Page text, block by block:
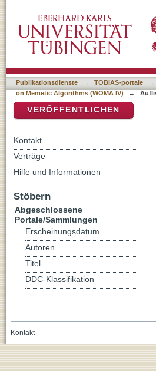
Publikationsdienste → TOBIAS-portale →
on Memetic Algorithms (WOMA IV)
→
VERÖFFENTLICHEN
Kontakt
Verträge
Hilfe und Informationen
Stöbern
Abgeschlossene
Portale/Sammlungen
Erscheinungsdatum
Autoren
Titel
DDC-Klassifikation
Kontakt